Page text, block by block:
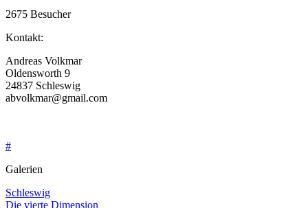
2675 Besucher
Kontakt:
Andreas Volkmar
Oldensworth 9
24837 Schleswig
abvolkmar@gmail.com
#
Galerien
Schleswig
Die vierte Dimension